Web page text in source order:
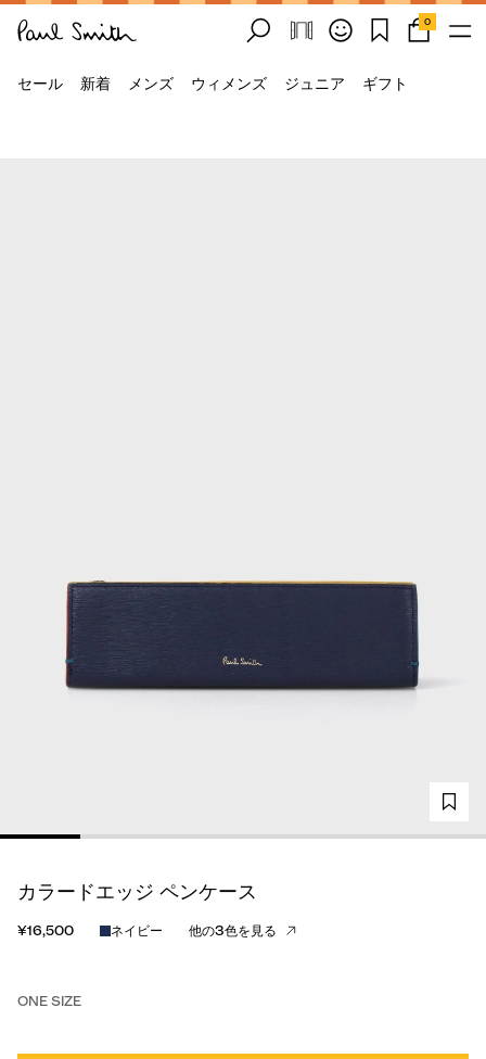
0
セール 新着 メンズ ウィメンズ ジュニア ギフト
カラードエッジ ペンケース
¥16,500 ネイビー 他の3色を見る
ONE SIZE